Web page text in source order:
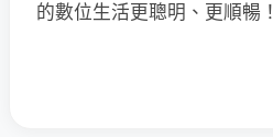
的數位生活更聰明、更順暢！